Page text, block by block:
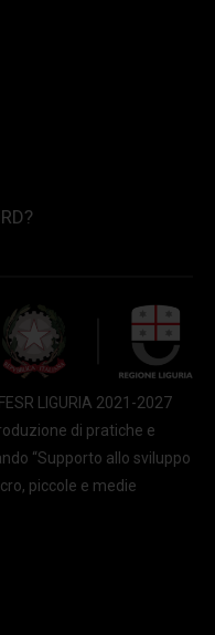
LIGURIA 2021-2027
di pratiche e
“Supporto allo sviluppo
piccole e medie